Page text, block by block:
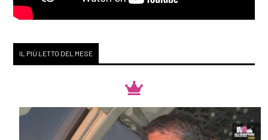
IL PIÙ LETTO DEL MESE